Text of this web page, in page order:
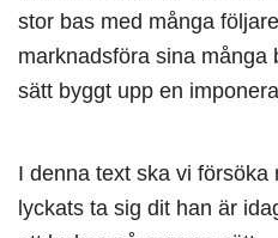
stor bas med många
marknadsföra sina många
sätt byggt upp en
I denna text ska vi
lyckats ta sig dit han är